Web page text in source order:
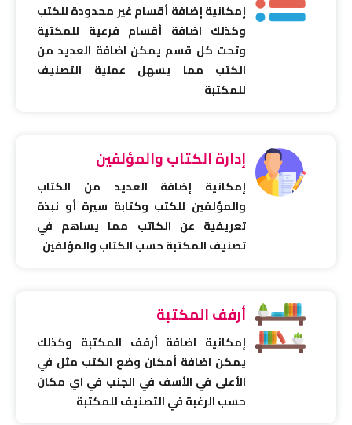
إمكانية إضافة أقسام غير محدودة للكتب
وكذلك اضافة أقسام فرعية للمكتية
وتحت كل قسم يمكن اضافة العديد من
الكتب مما يسهل عملية التصنيف
للمكتبة
إدارة الكتاب والمؤلفين
إمكانية إضافة العديد من الكتاب
والمؤلفين للكتب وكتابة سيرة أو نبذة
تعريفية عن الكاتب مما يساهم في
تصنيف المكتبة حسب الكتاب والمؤلفين
أرفف المكتبة
إمكانية اضافة أرفف المكتبة وكذلك
يمكن اضافة أمكان وضع الكتب مثل في
الأعلى في الأسف في الجنب في اي مكان
حسب الرغبة في التصنيف للمكتبة